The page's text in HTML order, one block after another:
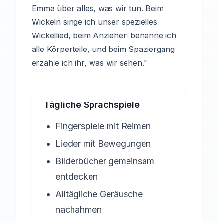
Emma über alles, was wir tun. Beim
Wickeln singe ich unser spezielles
Wickellied, beim Anziehen benenne ich
alle Körperteile, und beim Spaziergang
erzähle ich ihr, was wir sehen."
Tägliche Sprachspiele
Fingerspiele mit Reimen
Lieder mit Bewegungen
Bilderbücher gemeinsam
entdecken
Alltägliche Geräusche
nachahmen